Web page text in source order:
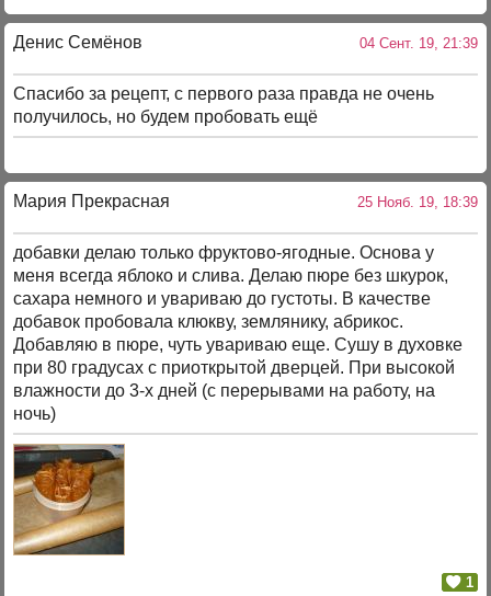
Денис Семёнов 04 Сент. 19, 21:39
Спасибо за рецепт, с первого раза правда не очень
получилось, но будем пробовать ещё
Мария Прекрасная 25 Нояб. 19, 18:39
добавки делаю только фруктово-ягодные. Основа у
меня всегда яблоко и слива. Делаю пюре без шкурок,
сахара немного и увариваю до густоты. В качестве
добавок пробовала клюкву, землянику, абрикос.
Добавляю в пюре, чуть увариваю еще. Сушу в духовке
при 80 градусах с приоткрытой дверцей. При высокой
влажности до 3-х дней (с перерывами на работу, на
ночь)
1